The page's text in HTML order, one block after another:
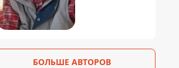
БОЛЬШЕ АВТОРОВ